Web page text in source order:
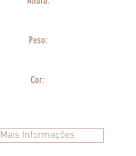
Peso:
Cor:
Mais Informações